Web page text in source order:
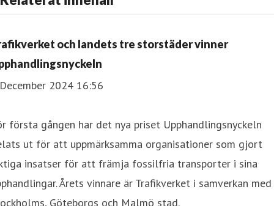
och landets tre storstäder vinner
2024 16:56
första gången har det nya priset Upphandlingsnyckeln
ut för att uppmärksamma organisationer som gjort
insatser för att främja fossilfria transporter i sina
Årets vinnare är Trafikverket i samverkan med
Göteborgs och Malmö stad.